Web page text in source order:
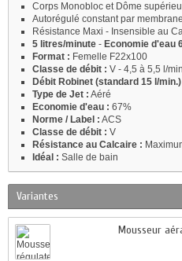
Corps Monobloc et Dôme
Autorégulé constant par
Résistance Maxi - Insensible au
5 litres/minute - Economie d'eau
Format : Femelle F22x100
Classe de débit : V - 4,5 à 5,5 l/
Débit Robinet (standard 15 l/
Type de Jet : Aéré
Economie d'eau : 67%
Norme / Label : ACS
Classe de débit : V
Résistance au Calcaire :
Idéal : Salle de bain
Variantes
Mousseur